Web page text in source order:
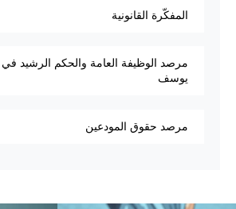
المفكّرة القانونية
مرصد الوظيفة العامة والحكم الرشيد
يوسف
مرصد حقوق المودعين